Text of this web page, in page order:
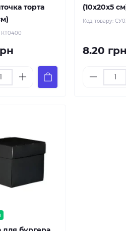
торта
КТ0400
(10х20х5
Код товару:
8.20